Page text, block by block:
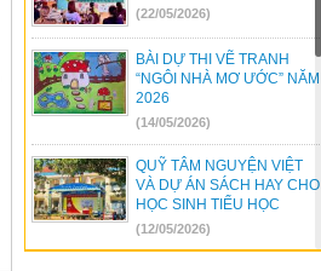
(22/05/2026)
BÀI DỰ THI VẼ TRANH
“NGÔI NHÀ MƠ ƯỚC” NĂM
2026
(14/05/2026)
QUỸ TÂM NGUYỆN VIỆT
VÀ DỰ ÁN SÁCH HAY CHO
HỌC SINH TIỂU HỌC
(12/05/2026)